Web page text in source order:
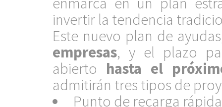
invertir la tendencia
Este nuevo plan de
empresas, y el plazo
abierto hasta el
admitirán tres tipos de
Punto de recarga